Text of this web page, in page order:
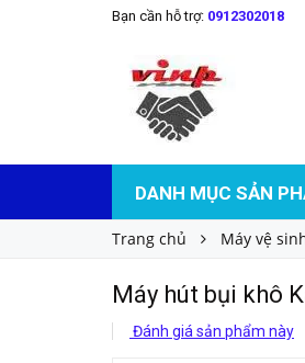
Bạn cần hỗ trợ: 0912302018
DANH MỤC SẢN
Trang chủ Máy vệ
Máy hút bụi khô
Đánh giá sản phẩm này
Máy hút bụi khô